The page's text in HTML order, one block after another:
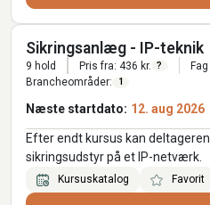
Sikringsanlæg - IP-teknik
9 hold Pris fra: 436 kr. ?
Brancheområder:
1
Næste startdato: 12. aug 2026
Efter endt kursus kan
sikringsudstyr på et IP-netværk.
Kursuskatalog Favorit